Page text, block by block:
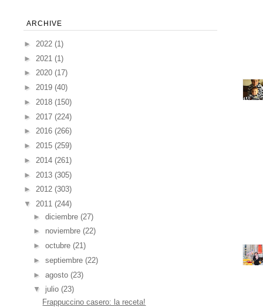
ARCHIVE
► 2022 (1)
► 2021 (1)
► 2020 (17)
► 2019 (40)
► 2018 (150)
► 2017 (224)
► 2016 (266)
► 2015 (259)
► 2014 (261)
► 2013 (305)
► 2012 (303)
▼ 2011 (244)
► diciembre (27)
► noviembre (22)
► octubre (21)
► septiembre (22)
► agosto (23)
▼ julio (23)
Frappuccino casero: la receta!